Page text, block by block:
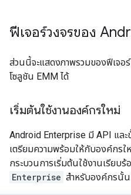
ฟีเจอร์วงจรของ
ส่วนนี้จะแสดงภาพรวมของฟีเจ
โซลูชัน EMM ได้
เริ่มต้นใช้งานองค์กรใหม่
Android Enterprise มี API แล
เตรียมความพร้อมให้กับองค์กรใ
กระบวนการเริ่มต้นใช้งานเรียบ
Enterprise สำหรับองค์กรนั้น